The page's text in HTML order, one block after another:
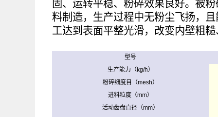
固、运转平稳、粉碎效果良好。被
料制造，生产过程中无粉尘飞扬，
工达到表面平整光滑，改变内壁粗
型号
生产能力（kg/h）
粉碎细度目（mesh）
进料粒度（mm）
活动齿盘直径（mm）